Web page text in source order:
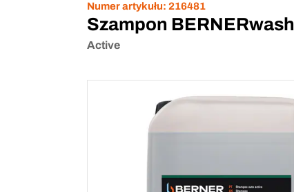
Numer artykułu: 216481
Szampon BERNERwash
Active